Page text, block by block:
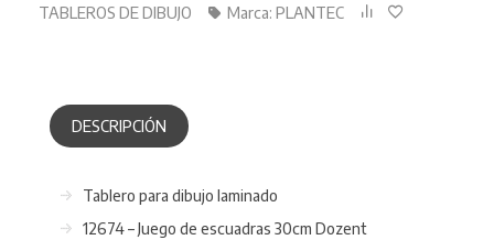
TABLEROS DE DIBUJO
Marca: PLANTEC
DESCRIPCIÓN
Tablero para dibujo laminado
12674 – Juego de escuadras 30cm Dozent